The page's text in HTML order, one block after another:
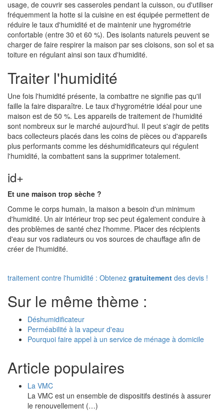
usage, de couvrir ses casseroles pendant la cuisson, ou d'utiliser
fréquemment la hotte si la cuisine en est équipée permettent de
réduire le taux d'humidité et de maintenir une hygrométrie
confortable (entre 30 et 60 %). Des isolants naturels peuvent se
charger de faire respirer la maison par ses cloisons, son sol et sa
toiture en régulant ainsi son taux d'humidité.
Traiter l'humidité
Une fois l'humidité présente, la combattre ne signifie pas qu'il
faille la faire disparaître. Le taux d'hygrométrie idéal pour une
maison est de 50 %. Les appareils de traitement de l'humidité
sont nombreux sur le marché aujourd'hui. Il peut s'agir de petits
bacs collecteurs placés dans les coins de pièces ou d'appareils
plus performants comme les déshumidificateurs qui régulent
l'humidité, la combattent sans la supprimer totalement.
id+
Et une maison trop sèche ?
Comme le corps humain, la maison a besoin d'un minimum
d'humidité. Un air intérieur trop sec peut également conduire à
des problèmes de santé chez l'homme. Placer des récipients
d'eau sur vos radiateurs ou vos sources de chauffage afin de
créer de l'humidité.
traitement contre l'humidité : Obtenez gratuitement des devis !
Sur le même thème :
Déshumidificateur
Perméabilité à la vapeur d'eau
Pourquoi faire appel à un service de ménage à domicile
Article populaires
La VMC
La VMC est un ensemble de dispositifs destinés à assurer
le renouvellement (…)